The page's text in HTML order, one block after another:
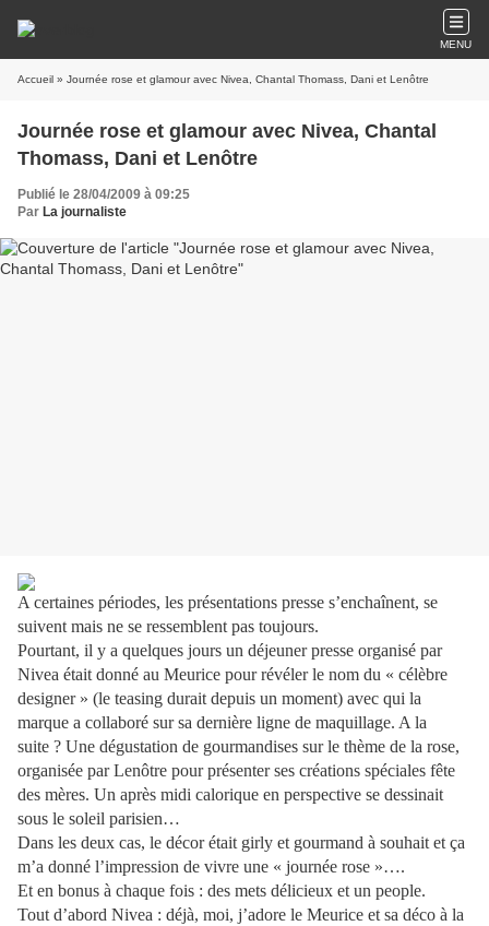
MENU
Accueil » Journée rose et glamour avec Nivea, Chantal Thomass, Dani et Lenôtre
Journée rose et glamour avec Nivea, Chantal
Thomass, Dani et Lenôtre
Publié le 28/04/2009 à 09:25
Par La journaliste
A certaines périodes, les présentations presse s’enchaînent, se
suivent mais ne se ressemblent pas toujours.
Pourtant, il y a quelques jours un déjeuner presse organisé par
Nivea était donné au Meurice pour révéler le nom du « célèbre
designer » (le teasing durait depuis un moment) avec qui la
marque a collaboré sur sa dernière ligne de maquillage. A la
suite ? Une dégustation de gourmandises sur le thème de la rose,
organisée par Lenôtre pour présenter ses créations spéciales fête
des mères. Un après midi calorique en perspective se dessinait
sous le soleil parisien…
Dans les deux cas, le décor était girly et gourmand à souhait et ça
m’a donné l’impression de vivre une « journée rose »….
Et en bonus à chaque fois : des mets délicieux et un people.
Tout d’abord Nivea : déjà, moi, j’adore le Meurice et sa déco à la